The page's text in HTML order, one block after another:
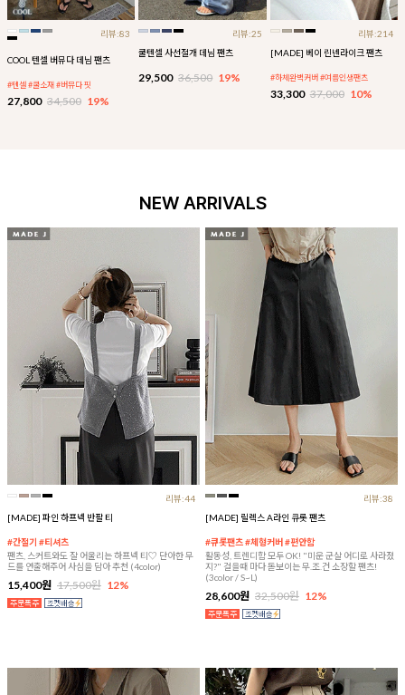
리뷰:83
COOL 텐셀 버뮤다 데님 팬츠
#텐셀 #쿨소재 #버뮤다 핏
27,800 34,500 19%
리뷰:25
쿨텐셀 사선절개 데님 팬츠
29,500 36,500 19%
리뷰:214
[MADE] 베이 린넨라이크 팬츠
#하체완벽커버 #여름인생팬츠
33,300 37,000 10%
NEW ARRIVALS
리뷰:44
[MADE] 파인 하프넥 반팔 티
#간절기 #티셔츠
팬츠, 스커트와도 잘 어울리는 하프넥 티♡ 단아한 무
드를 연출해주어 사심을 담아 추천 (4color)
15,400원 17,500원 12%
리뷰:38
[MADE] 릴렉스 A라인 큐롯 팬츠
#큐롯팬츠 #체형커버 #편안함
활동성, 트렌디함 모두 OK! "미운 군살 어디로 사라졌
지?" 걸을때 마다 돋보이는 무.조.건 소장할 팬츠!
(3color / S~L)
28,600원 32,500원 12%